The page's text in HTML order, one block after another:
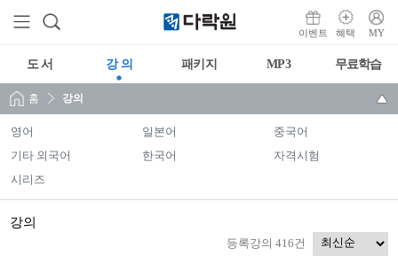
이벤트 혜택 MY
도 서 강 의 패키지 MP3 무료학습
홈 강의
영어 일본어
중국어
기타 외국어
한국어
자격시험
시리즈
강의
등록강의 416건